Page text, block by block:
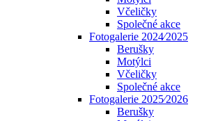
Včeličky
Společné akce
Fotogalerie 2024⁄2025
Berušky
Motýlci
Včeličky
Společné akce
Fotogalerie 2025⁄2026
Berušky